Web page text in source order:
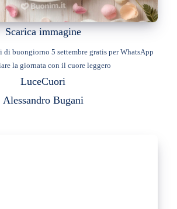
Scarica immagine
buongiorno 5 settembre gratis per WhatsApp
la giornata con il cuore leggero
LuceCuori
Alessandro Bugani